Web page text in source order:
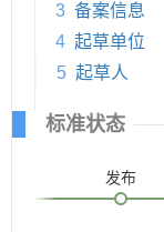
3 备案信息
4 起草单位
5 起草人
标准状态
发布